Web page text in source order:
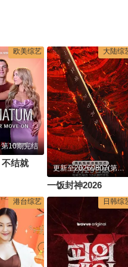
欧美综艺
第10期完结
最后通牒：不结就分第四季
大陆综
更新至20260807(第2期加更)
一饭封神2026
港台综艺 日韩综